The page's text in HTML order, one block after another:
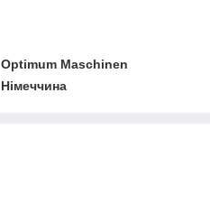
Optimum Maschinen
Німеччина